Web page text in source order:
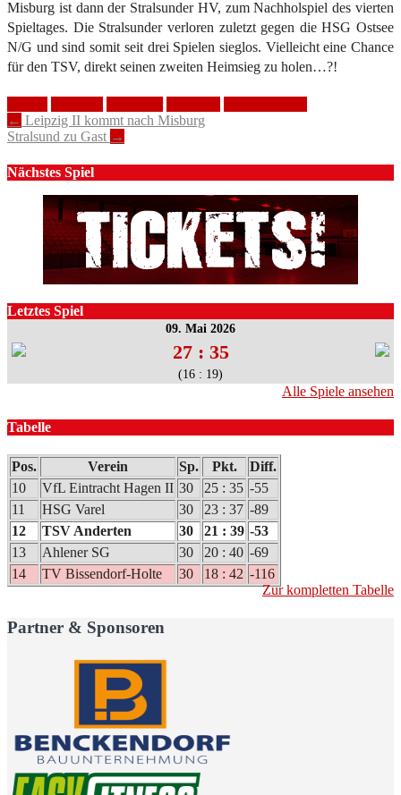
Misburg ist dann der Stralsunder HV, zum Nachholspiel des vierten
Spieltages. Die Stralsunder verloren zuletzt gegen die HSG Ostsee
N/G und sind somit seit drei Spielen sieglos. Vielleicht eine Chance
für den TSV, direkt seinen zweiten Heimsieg zu holen…?!
Post
navigation
← Leipzig II kommt nach Misburg
Stralsund zu Gast →
Nächstes Spiel
Letztes Spiel
09. Mai 2026
27 : 35
(16 : 19)
Alle Spiele ansehen
Tabelle
Pos. Verein Sp. Pkt.
Diff.
10
VfL Eintracht Hagen II 30 25 : 35 -55
11
HSG Varel 30 23 : 37 -89
12
TSV Anderten 30 21 : 39 -53
13
Ahlener SG 30 20 : 40 -69
14
TV Bissendorf-Holte 30 18 : 42 -116
Zur kompletten Tabelle
Partner & Sponsoren